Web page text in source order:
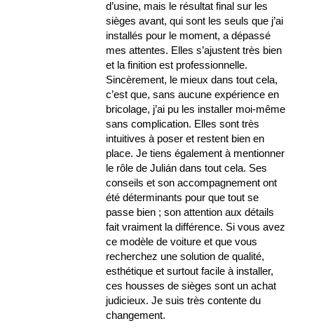
d’usine, mais le résultat final sur les
sièges avant, qui sont les seuls que j’ai
installés pour le moment, a dépassé
mes attentes. Elles s’ajustent très bien
et la finition est professionnelle.
Sincèrement, le mieux dans tout cela,
c’est que, sans aucune expérience en
bricolage, j’ai pu les installer moi-même
sans complication. Elles sont très
intuitives à poser et restent bien en
place. Je tiens également à mentionner
le rôle de Julián dans tout cela. Ses
conseils et son accompagnement ont
été déterminants pour que tout se
passe bien ; son attention aux détails
fait vraiment la différence. Si vous avez
ce modèle de voiture et que vous
recherchez une solution de qualité,
esthétique et surtout facile à installer,
ces housses de sièges sont un achat
judicieux. Je suis très contente du
changement.